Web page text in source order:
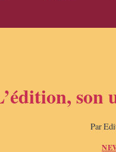
son
Par